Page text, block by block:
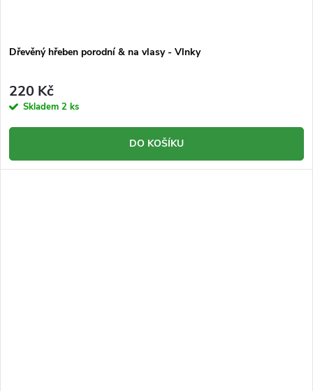
Dřevěný hřeben porodní & na vlasy - Vlnky
220 Kč
Skladem 2 ks
DO KOŠÍKU